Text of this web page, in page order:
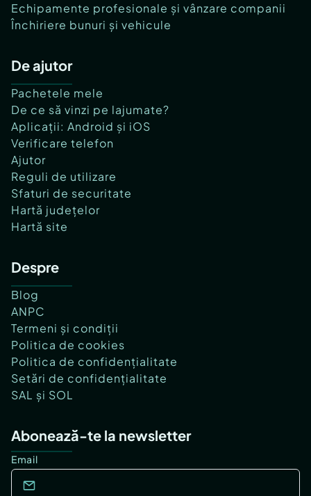
Echipamente profesionale și vânzare companii
Închiriere bunuri și vehicule
De ajutor
Pachetele mele
De ce să vinzi pe lajumate?
Aplicații: Android și iOS
Verificare telefon
Ajutor
Reguli de utilizare
Sfaturi de securitate
Hartă județelor
Hartă site
Despre
Blog
ANPC
Termeni și condiții
Politica de cookies
Politica de confidențialitate
Setări de confidențialitate
SAL și SOL
Abonează-te la newsletter
Email